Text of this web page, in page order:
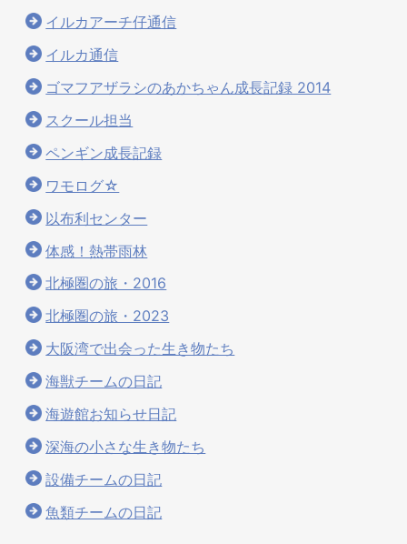
イルカアーチ仔通信
イルカ通信
ゴマフアザラシのあかちゃん成長記録 2014
スクール担当
ペンギン成長記録
ワモログ☆
以布利センター
体感！熱帯雨林
北極圏の旅・2016
北極圏の旅・2023
大阪湾で出会った生き物たち
海獣チームの日記
海遊館お知らせ日記
深海の小さな生き物たち
設備チームの日記
魚類チームの日記